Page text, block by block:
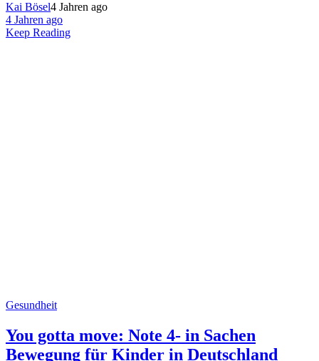
Kai Bösel4 Jahren ago
4 Jahren ago
Keep Reading
Gesundheit
You gotta move: Note 4- in Sachen
Bewegung für Kinder in Deutschland